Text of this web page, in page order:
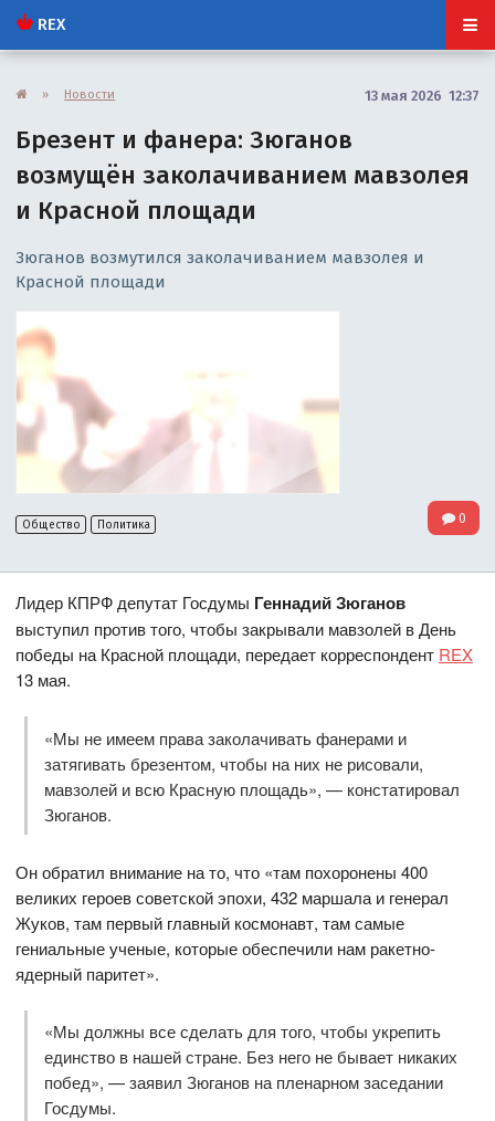
REX
» Новости 13 мая 2026 12:37
Брезент и фанера: Зюганов
возмущён заколачиванием мавзолея
и Красной площади
Зюганов возмутился заколачиванием мавзолея и
Красной площади
Общество Политика 0
Лидер КПРФ депутат Госдумы Геннадий Зюганов
выступил против того, чтобы закрывали мавзолей в День
победы на Красной площади, передает корреспондент REX
13 мая.
«Мы не имеем права заколачивать фанерами и
затягивать брезентом, чтобы на них не рисовали,
мавзолей и всю Красную площадь», — констатировал
Зюганов.
Он обратил внимание на то, что «там похоронены 400
великих героев советской эпохи, 432 маршала и генерал
Жуков, там первый главный космонавт, там самые
гениальные ученые, которые обеспечили нам ракетно-
ядерный паритет».
«Мы должны все сделать для того, чтобы укрепить
единство в нашей стране. Без него не бывает никаких
побед», — заявил Зюганов на пленарном заседании
Госдумы.